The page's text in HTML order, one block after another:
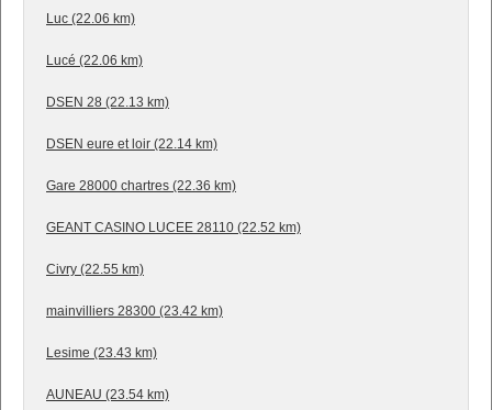
Luc (22.06 km)
Lucé (22.06 km)
DSEN 28 (22.13 km)
DSEN eure et loir (22.14 km)
Gare 28000 chartres (22.36 km)
GEANT CASINO LUCEE 28110 (22.52 km)
Civry (22.55 km)
mainvilliers 28300 (23.42 km)
Lesime (23.43 km)
AUNEAU (23.54 km)